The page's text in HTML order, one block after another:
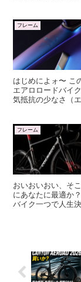
フレーム
はじめによォ〜 こ
エアロロードバイ
気抵抗の少なさ（
フレーム
おいおいおい、そ
にあなたに最適か
バイク一つで人生